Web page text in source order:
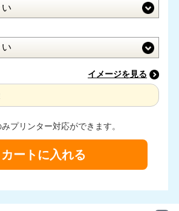
イメージを見る
プリンター対応ができます。
カートに入れる